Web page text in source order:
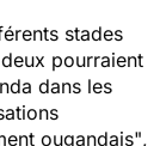
stades
pourraient
dans les
ougandais",